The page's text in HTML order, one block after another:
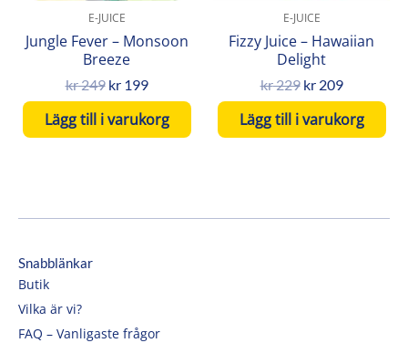
E-JUICE
Jungle Fever – Monsoon
Breeze
kr249 kr199
Lägg till i varukorg
E-JUICE
Fizzy Juice – Hawaiian
Delight
kr229 kr209
Lägg till i varukorg
Snabblänkar
Butik
Vilka är vi?
FAQ – Vanligaste frågor